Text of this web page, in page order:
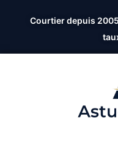
Courtier depuis